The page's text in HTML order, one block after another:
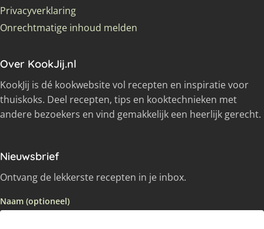
Privacyverklaring
Onrechtmatige inhoud melden
Over KookJij.nl
KookJij is dé kookwebsite vol recepten en inspiratie voor
thuiskoks. Deel recepten, tips en kooktechnieken met
andere bezoekers en vind gemakkelijk een heerlijk gerecht.
Nieuwsbrief
Ontvang de lekkerste recepten in je inbox.
Naam (optioneel)